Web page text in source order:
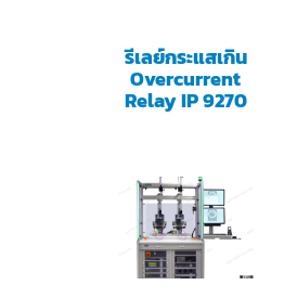
รีเลย์กระแสเกิน
Overcurrent
Relay IP 9270